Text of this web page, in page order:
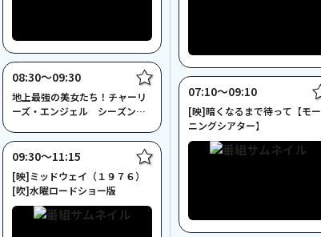
08:30〜09:30
地上最強の美女たち！チャーリ
ーズ・エンジェル シーズン
09:30〜11:15
[映]ミッドウェイ（１９７６）
[吹]水曜ロードショー版
07:10〜09:10
[映]暗くなるまで待って【モー
ニングシアター】